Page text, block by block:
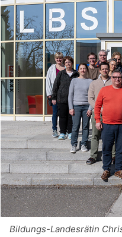
Bildungs-Landesrätin